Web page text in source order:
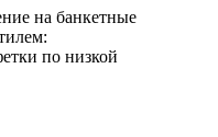
на банкетные
по низкой